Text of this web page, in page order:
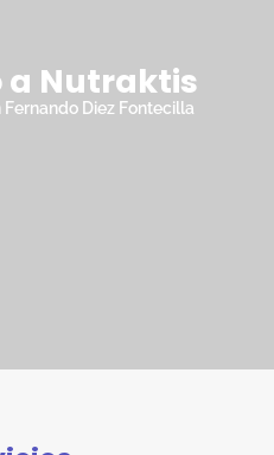
a Nutraktis
Diez Fontecilla